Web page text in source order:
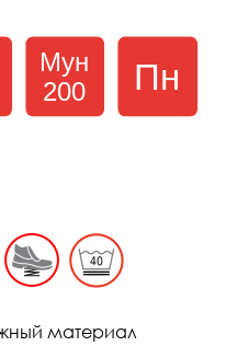
материал